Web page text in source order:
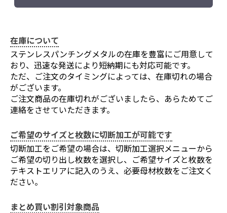
お買い物を続ける カートへ進む
在庫について
ステンレスパンチングメタルの在庫を豊富にご用意して
おり、迅速な発送により短納期にも対応可能です。
ただ、ご注文のタイミングによっては、在庫切れの場合
がございます。
ご注文商品の在庫切れがございましたら、あらためてご
連絡をさせていただきます。
ご希望のサイズと枚数に切断加工が可能です
切断加工をご希望の場合は、切断加工選択メニューから
ご希望の切り出し枚数を選択し、ご希望サイズと枚数を
テキストエリアに記入のうえ、必要母材枚数をご注文く
ださい。
まとめ買い割引対象商品